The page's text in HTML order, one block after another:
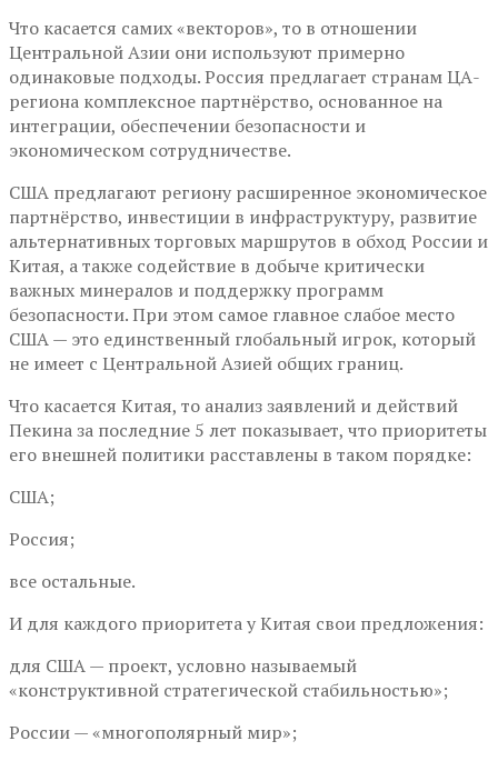
Что касается самих «векторов», то в отношении
Центральной Азии они используют примерно
одинаковые подходы. Россия предлагает странам ЦА-
региона комплексное партнёрство, основанное на
интеграции, обеспечении безопасности и
экономическом сотрудничестве.
США предлагают региону расширенное экономическое
партнёрство, инвестиции в инфраструктуру, развитие
альтернативных торговых маршрутов в обход России и
Китая, а также содействие в добыче критически
важных минералов и поддержку программ
безопасности. При этом самое главное слабое место
США — это единственный глобальный игрок, который
не имеет с Центральной Азией общих границ.
Что касается Китая, то анализ заявлений и действий
Пекина за последние 5 лет показывает, что приоритеты
его внешней политики расставлены в таком порядке:
США;
Россия;
все остальные.
И для каждого приоритета у Китая свои предложения:
для США — проект, условно называемый
«конструктивной стратегической стабильностью»;
России — «многополярный мир»;